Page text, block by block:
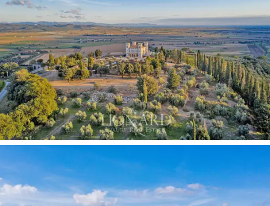
19 miegamųjų, įrengti kruopščiai ir dėmesingai detalėms,
kad sukurtų šiltą ir svetingą atmosferą, žada
nepakartojamą ir įdomią patirtį jūsų viešnagės metu.
Kiekvienas puikiai įrengtas kambarys, iš kurio atsiveria
kvapą gniaužiantis vaizdas į žavingą Toskanos kaimą,
yra sukurtas taip, kad būtų užtikrintas maksimalus
komfortas. Išskirtiniuose Florencijos įmonės
„Toscanova“ suprojektuotuose ir rankų darbo balduose
yra unikalių elementų, tokių kaip atnaujinti veidrodžiai,
meistriškai restauruoti Florencijos meistro, suteikiantys
kiekvienam kambariui savito įspūdį.